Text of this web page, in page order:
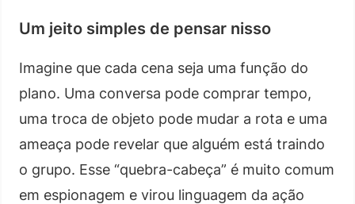
Um jeito simples de pensar nisso
Imagine que cada cena seja uma função do
plano. Uma conversa pode comprar tempo,
uma troca de objeto pode mudar a rota e uma
ameaça pode revelar que alguém está traindo
o grupo. Esse “quebra-cabeça” é muito comum
em espionagem e virou linguagem da ação